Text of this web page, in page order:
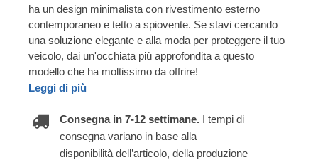
ha un design minimalista con rivestimento esterno
contemporaneo e tetto a spiovente. Se stavi cercando
una soluzione elegante e alla moda per proteggere il tuo
veicolo, dai un'occhiata più approfondita a questo
modello che ha moltissimo da offrire!
Leggi di più
Consegna in 7-12 settimane. I tempi di
consegna variano in base alla
disponibilità dell’articolo, della produzione